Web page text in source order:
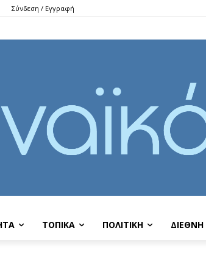
Σύνδεση / Εγγραφή
ΤΟΠΙΚΑ ΠΟΛΙΤΙΚΗ ΔΙΕΘΝΗ